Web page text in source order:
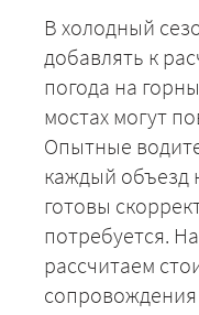
В холодный
добавлять к
погода на
мостах могут
Опытные
каждый объезд
готовы
потребуется.
рассчитаем
сопровождения